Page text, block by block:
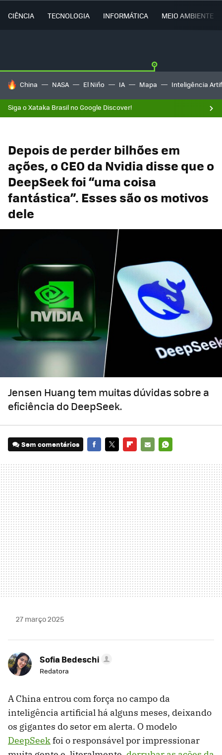
CIÊNCIA TECNOLOGIA INFORMÁTICA MEIO AMBIENTE
TENDÊNCIAS DO DIA
China NASA El Niño IA Mapa Inteligência
Siga o Xataka Brasil no Google Discover!
Depois de perder bilhões em
ações, o CEO da Nvidia disse que o
DeepSeek foi “uma coisa
fantástica”. Esses são os motivos
dele
Jensen Huang tem muitas dúvidas sobre a
eficiência do DeepSeek.
Sem comentários
MAIL
27 março 2025
Sofia Bedeschi
Redatora
A China entrou com força no campo da
inteligência artificial há alguns meses, deixando
os gigantes do setor em alerta. O modelo
DeepSeekfoi o responsável por impressionar